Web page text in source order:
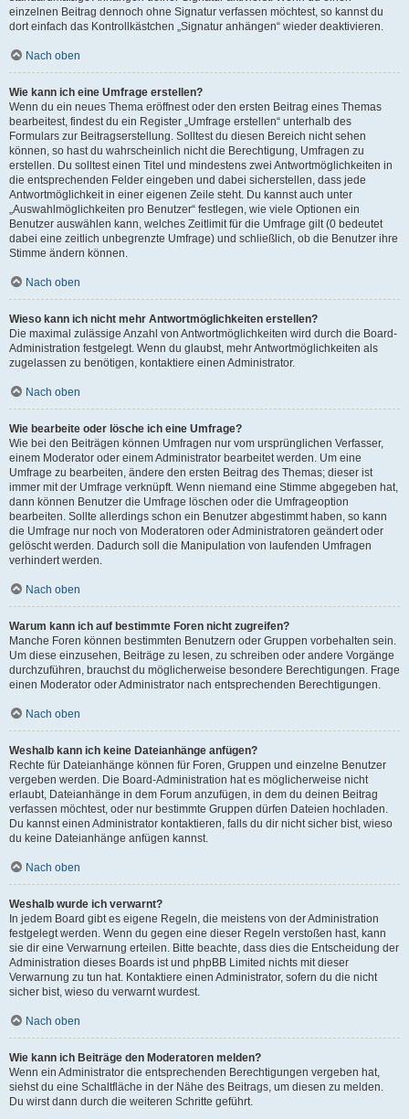
einzelnen Beitrag dennoch ohne Signatur verfassen möchtest, so kannst du
dort einfach das Kontrollkästchen „Signatur anhängen“ wieder deaktivieren.
Nach oben
Wie kann ich eine Umfrage erstellen?
Wenn du ein neues Thema eröffnest oder den ersten Beitrag eines Themas
bearbeitest, findest du ein Register „Umfrage erstellen“ unterhalb des
Formulars zur Beitragserstellung. Solltest du diesen Bereich nicht sehen
können, so hast du wahrscheinlich nicht die Berechtigung, Umfragen zu
erstellen. Du solltest einen Titel und mindestens zwei Antwortmöglichkeiten in
die entsprechenden Felder eingeben und dabei sicherstellen, dass jede
Antwortmöglichkeit in einer eigenen Zeile steht. Du kannst auch unter
„Auswahlmöglichkeiten pro Benutzer“ festlegen, wie viele Optionen ein
Benutzer auswählen kann, welches Zeitlimit für die Umfrage gilt (0 bedeutet
dabei eine zeitlich unbegrenzte Umfrage) und schließlich, ob die Benutzer ihre
Stimme ändern können.
Nach oben
Wieso kann ich nicht mehr Antwortmöglichkeiten erstellen?
Die maximal zulässige Anzahl von Antwortmöglichkeiten wird durch die Board-
Administration festgelegt. Wenn du glaubst, mehr Antwortmöglichkeiten als
zugelassen zu benötigen, kontaktiere einen Administrator.
Nach oben
Wie bearbeite oder lösche ich eine Umfrage?
Wie bei den Beiträgen können Umfragen nur vom ursprünglichen Verfasser,
einem Moderator oder einem Administrator bearbeitet werden. Um eine
Umfrage zu bearbeiten, ändere den ersten Beitrag des Themas; dieser ist
immer mit der Umfrage verknüpft. Wenn niemand eine Stimme abgegeben hat,
dann können Benutzer die Umfrage löschen oder die Umfrageoption
bearbeiten. Sollte allerdings schon ein Benutzer abgestimmt haben, so kann
die Umfrage nur noch von Moderatoren oder Administratoren geändert oder
gelöscht werden. Dadurch soll die Manipulation von laufenden Umfragen
verhindert werden.
Nach oben
Warum kann ich auf bestimmte Foren nicht zugreifen?
Manche Foren können bestimmten Benutzern oder Gruppen vorbehalten sein.
Um diese einzusehen, Beiträge zu lesen, zu schreiben oder andere Vorgänge
durchzuführen, brauchst du möglicherweise besondere Berechtigungen. Frage
einen Moderator oder Administrator nach entsprechenden Berechtigungen.
Nach oben
Weshalb kann ich keine Dateianhänge anfügen?
Rechte für Dateianhänge können für Foren, Gruppen und einzelne Benutzer
vergeben werden. Die Board-Administration hat es möglicherweise nicht
erlaubt, Dateianhänge in dem Forum anzufügen, in dem du deinen Beitrag
verfassen möchtest, oder nur bestimmte Gruppen dürfen Dateien hochladen.
Du kannst einen Administrator kontaktieren, falls du dir nicht sicher bist, wieso
du keine Dateianhänge anfügen kannst.
Nach oben
Weshalb wurde ich verwarnt?
In jedem Board gibt es eigene Regeln, die meistens von der Administration
festgelegt werden. Wenn du gegen eine dieser Regeln verstoßen hast, kann
sie dir eine Verwarnung erteilen. Bitte beachte, dass dies die Entscheidung der
Administration dieses Boards ist und phpBB Limited nichts mit dieser
Verwarnung zu tun hat. Kontaktiere einen Administrator, sofern du die nicht
sicher bist, wieso du verwarnt wurdest.
Nach oben
Wie kann ich Beiträge den Moderatoren melden?
Wenn ein Administrator die entsprechenden Berechtigungen vergeben hat,
siehst du eine Schaltfläche in der Nähe des Beitrags, um diesen zu melden.
Du wirst dann durch die weiteren Schritte geführt.